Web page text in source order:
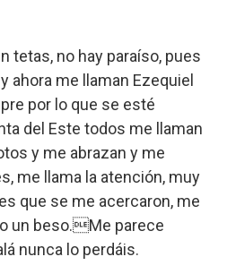
tetas, no hay paraíso, pues
ahora me llaman Ezequiel
por lo que se esté
del Este todos me llaman
y me abrazan y me
me llama la atención, muy
que se me acercaron, me
un beso.Me parece
nunca lo perdáis.